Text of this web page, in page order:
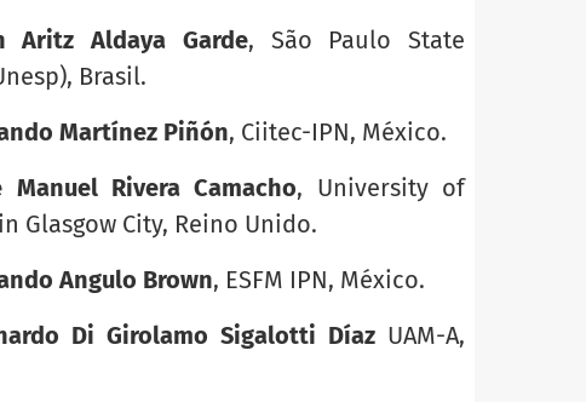
Aritz Aldaya Garde, São Paulo State
Brasil.
Martínez Piñón, Ciitec-IPN, México.
Manuel Rivera Camacho, University of
Glasgow City, Reino Unido.
Angulo Brown, ESFM IPN, México.
Di Girolamo Sigalotti Díaz UAM-A,